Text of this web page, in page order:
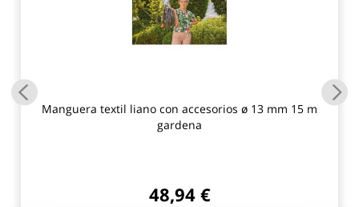
Manguera textil liano con accesorios ø 13 mm 15 m
gardena
48,94 €